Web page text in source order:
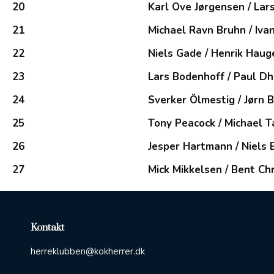
20
Karl Ove Jørgensen /
21
Michael Ravn Bruhn /
22
Niels Gade / Henrik
23
Lars Bodenhoff / Paul
24
Sverker Ölmestig / Jørn
25
Tony Peacock / Michael
26
Jesper Hartmann / Niels
27
Mick Mikkelsen / Bent
Kontakt
herreklubben@kokherrer.dk